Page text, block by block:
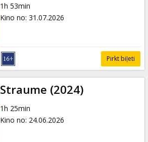
1h 53min
Kino no: 31.07.2026
Pirkt biļeti
Straume (2024)
1h 25min
Kino no: 24.06.2026